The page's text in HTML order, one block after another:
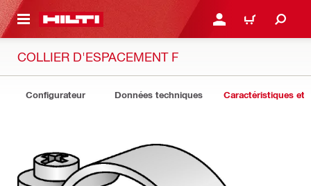
CONTENT CONNEXION OU
PANIER
COLLIER D'ESPACEMENT F
Configurateur Données techniques Caractéristiques et